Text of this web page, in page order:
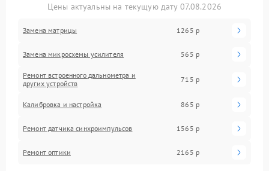
Цены актуальны на текущую дату 07.08.2026
Замена матрицы 1265 р
Замена микросхемы усилителя 565 р
Ремонт встроенного дальнометра и
других устройств
715 р
Калибровка и настройка 865 р
Ремонт датчика синхроимпульсов 1565 р
Ремонт оптики 2165 р